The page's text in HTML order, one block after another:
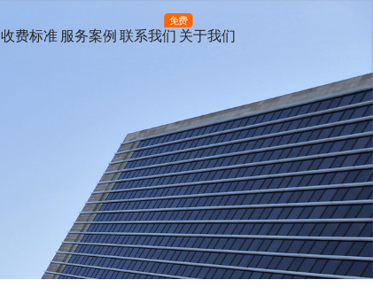
收费标准 服务案例 联系我们
免费
关于我们